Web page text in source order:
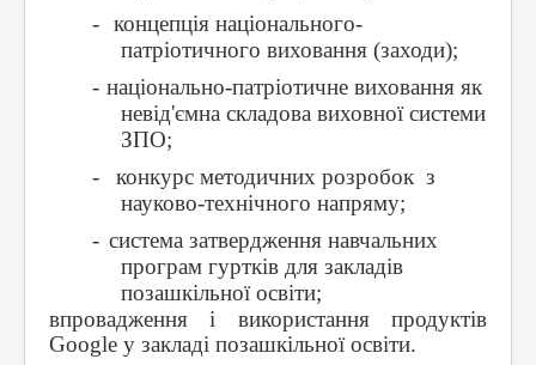
- концепція національного-
патріотичного виховання (заходи);
- національно-патріотичне виховання як
невід'ємна складова виховної системи
ЗПО;
-
конкурс методичних розробок з
науково-технічного напряму;
- система затвердження навчальних
програм гуртків для закладів
позашкільної освіти;
впровадження і використання продуктів
Google у закладі позашкільної освіти.